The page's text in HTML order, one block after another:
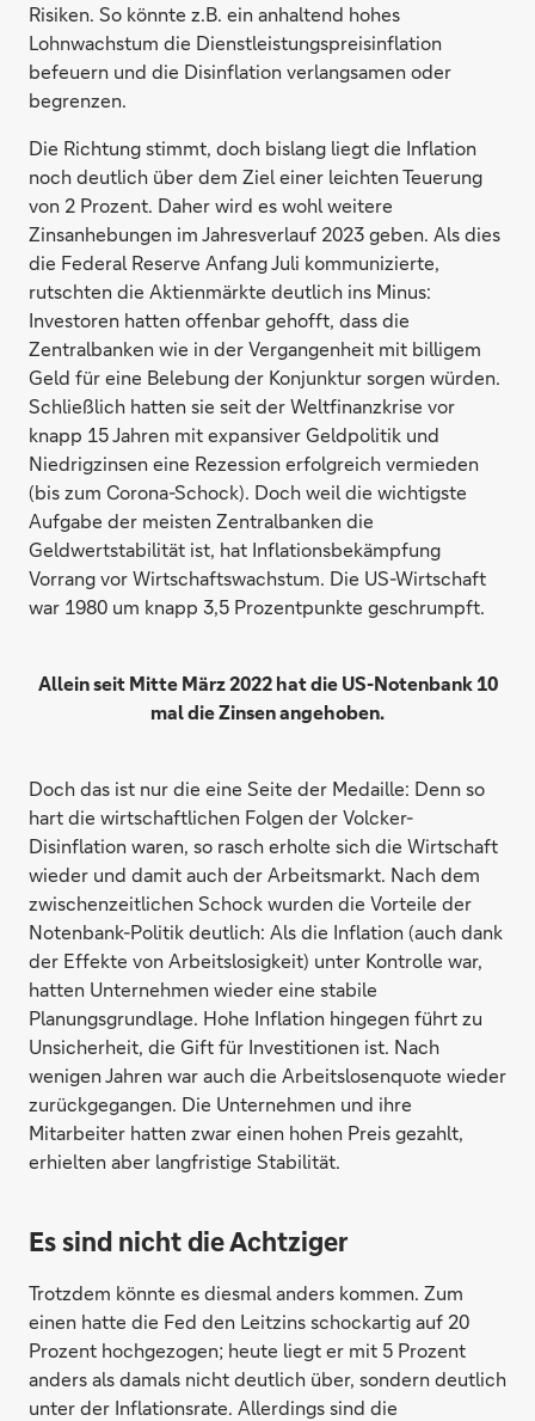
Risiken. So könnte z.B. ein anhaltend hohes
Lohnwachstum die Dienstleistungspreisinflation
befeuern und die Disinflation verlangsamen oder
begrenzen.
Die Richtung stimmt, doch bislang liegt die Inflation
noch deutlich über dem Ziel einer leichten Teuerung
von 2 Prozent. Daher wird es wohl weitere
Zinsanhebungen im Jahresverlauf 2023 geben. Als dies
die Federal Reserve Anfang Juli kommunizierte,
rutschten die Aktienmärkte deutlich ins Minus:
Investoren hatten offenbar gehofft, dass die
Zentralbanken wie in der Vergangenheit mit billigem
Geld für eine Belebung der Konjunktur sorgen würden.
Schließlich hatten sie seit der Weltfinanzkrise vor
knapp 15 Jahren mit expansiver Geldpolitik und
Niedrigzinsen eine Rezession erfolgreich vermieden
(bis zum Corona-Schock). Doch weil die wichtigste
Aufgabe der meisten Zentralbanken die
Geldwertstabilität ist, hat Inflationsbekämpfung
Vorrang vor Wirtschaftswachstum. Die US-Wirtschaft
war 1980 um knapp 3,5 Prozentpunkte geschrumpft.
Allein seit Mitte März 2022 hat die US-Notenbank 10
mal die Zinsen angehoben.
Doch das ist nur die eine Seite der Medaille: Denn so
hart die wirtschaftlichen Folgen der Volcker-
Disinflation waren, so rasch erholte sich die Wirtschaft
wieder und damit auch der Arbeitsmarkt. Nach dem
zwischenzeitlichen Schock wurden die Vorteile der
Notenbank-Politik deutlich: Als die Inflation (auch dank
der Effekte von Arbeitslosigkeit) unter Kontrolle war,
hatten Unternehmen wieder eine stabile
Planungsgrundlage. Hohe Inflation hingegen führt zu
Unsicherheit, die Gift für Investitionen ist. Nach
wenigen Jahren war auch die Arbeitslosenquote wieder
zurückgegangen. Die Unternehmen und ihre
Mitarbeiter hatten zwar einen hohen Preis gezahlt,
erhielten aber langfristige Stabilität.
Es sind nicht die Achtziger
Trotzdem könnte es diesmal anders kommen. Zum
einen hatte die Fed den Leitzins schockartig auf 20
Prozent hochgezogen; heute liegt er mit 5 Prozent
anders als damals nicht deutlich über, sondern deutlich
unter der Inflationsrate. Allerdings sind die